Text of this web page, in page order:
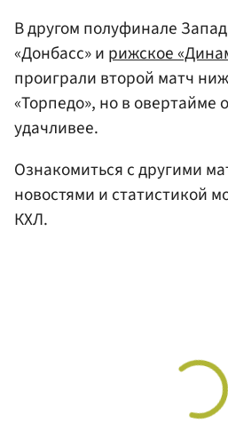
В другом полуфинале
«Донбасс» и рижское
проиграли второй матч
«Торпедо», но в овертайме
удачливее.
Ознакомиться с другими
новостями и статистикой
КХЛ.